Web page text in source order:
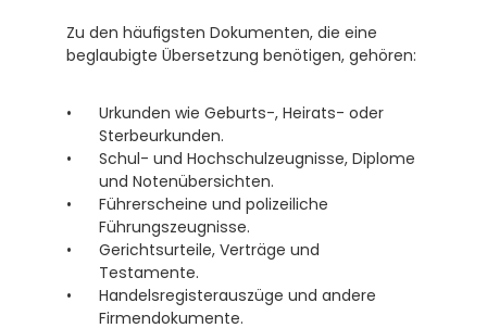
Zu den häufigsten Dokumenten, die eine
beglaubigte Übersetzung benötigen, gehören:
Urkunden wie Geburts-, Heirats- oder
Sterbeurkunden.
Schul- und Hochschulzeugnisse, Diplome
und Notenübersichten.
Führerscheine und polizeiliche
Führungszeugnisse.
Gerichtsurteile, Verträge und
Testamente.
Handelsregisterauszüge und andere
Firmendokumente.